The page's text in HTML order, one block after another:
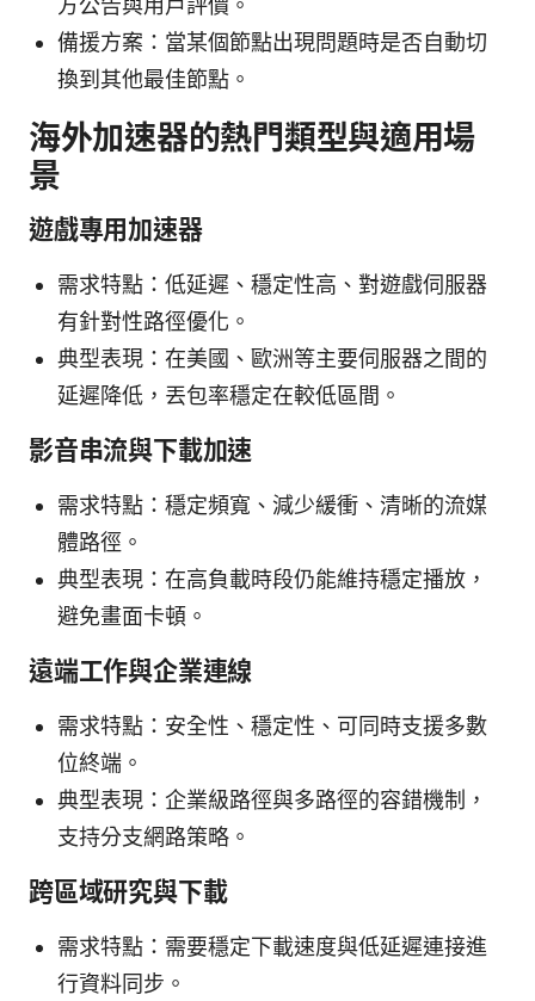
備援方案：當某個節點出現問題時是否自動切
換到其他最佳節點。
海外加速器的熱門類型與適用場
景
遊戲專用加速器
需求特點：低延遲、穩定性高、對遊戲伺服器
有針對性路徑優化。
典型表現：在美國、歐洲等主要伺服器之間的
延遲降低，丟包率穩定在較低區間。
影音串流與下載加速
需求特點：穩定頻寬、減少緩衝、清晰的流媒
體路徑。
典型表現：在高負載時段仍能維持穩定播放，
避免畫面卡頓。
遠端工作與企業連線
需求特點：安全性、穩定性、可同時支援多數
位終端。
典型表現：企業級路徑與多路徑的容錯機制，
支持分支網路策略。
跨區域研究與下載
需求特點：需要穩定下載速度與低延遲連接進
行資料同步。